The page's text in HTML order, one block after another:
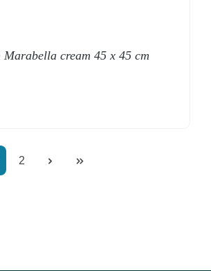
Marabella cream 45 x 45 cm
Seite
2